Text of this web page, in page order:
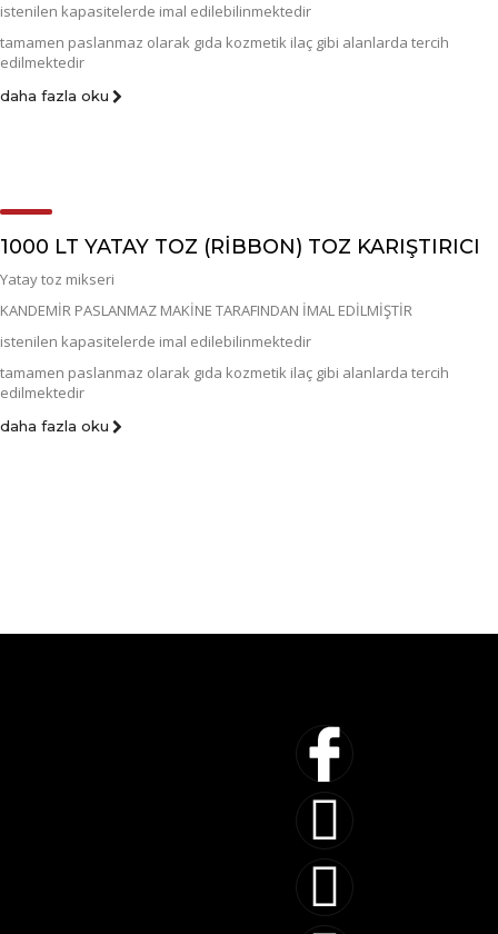
istenilen kapasitelerde imal edilebilinmektedir
tamamen paslanmaz olarak gıda kozmetik ilaç gibi alanlarda tercih
edilmektedir
daha fazla oku
1000 LT YATAY TOZ (RİBBON) TOZ KARIŞTIRICI
Yatay toz mikseri
KANDEMİR PASLANMAZ MAKİNE TARAFINDAN İMAL EDİLMİŞTİR
istenilen kapasitelerde imal edilebilinmektedir
tamamen paslanmaz olarak gıda kozmetik ilaç gibi alanlarda tercih
edilmektedir
daha fazla oku